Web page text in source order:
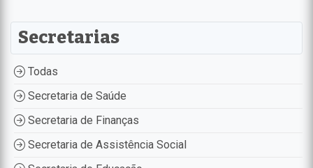
Secretarias
Todas
Secretaria de Saúde
Secretaria de Finanças
Secretaria de Assistência Social